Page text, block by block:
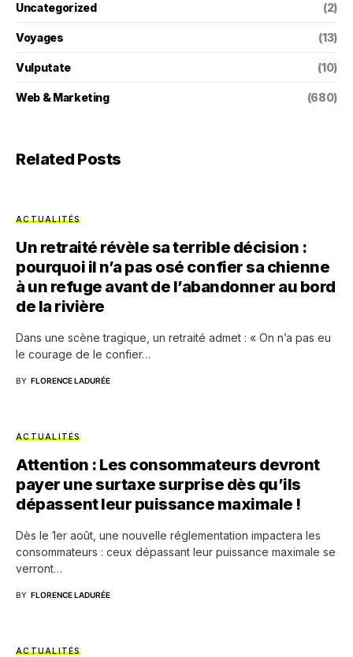
Uncategorized (2)
Voyages (13)
Vulputate (10)
Web & Marketing (680)
Related Posts
ACTUALITÉS
Un retraité révèle sa terrible décision :
pourquoi il n’a pas osé confier sa chienne
à un refuge avant de l’abandonner au bord
de la rivière
Dans une scène tragique, un retraité admet : « On n’a pas eu
le courage de le confier…
BY FLORENCE LADURÉE
ACTUALITÉS
Attention : Les consommateurs devront
payer une surtaxe surprise dès qu’ils
dépassent leur puissance maximale !
Dès le 1er août, une nouvelle réglementation impactera les
consommateurs : ceux dépassant leur puissance maximale se
verront…
BY FLORENCE LADURÉE
ACTUALITÉS